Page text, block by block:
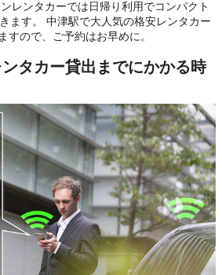
レンタカーでは日帰り利用でコンパクト
ます。 中津駅で大人気の格安レンタカー
すので、ご予約はお早めに。
タカー貸出までにかかる時